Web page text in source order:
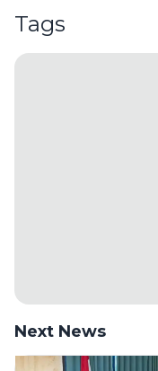
Tags
Next News